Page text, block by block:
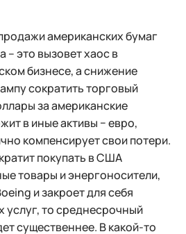
американских бумаг
– это вызовет хаос в
бизнесе, а снижение
сократить торговый
за американские
в иные активы − евро,
компенсирует свои потери.
покупать в США
товары и энергоносители,
и закроет для себя
услуг, то среднесрочный
существеннее. В какой-то